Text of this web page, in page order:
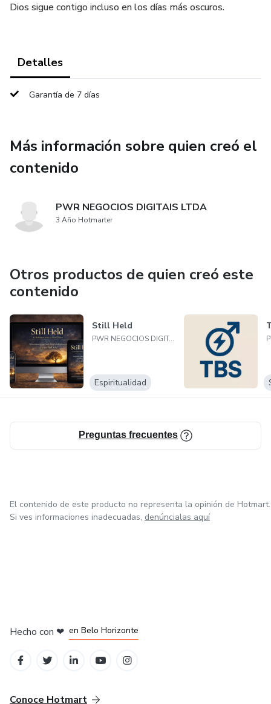
Dios sigue contigo incluso en los días más oscuros.
Detalles
Garantía de 7 días
Más información sobre quien creó el
contenido
PWR NEGOCIOS DIGITAIS LTDA
3 Año Hotmarter
Otros productos de quien creó este
contenido
Still Held
PWR NEGOCIOS DIGITAIS LTDA
Espiritualidad
Preguntas frecuentes
El contenido de este producto no representa la opinión de Hotmart.
Si ves informaciones inadecuadas, denúncialas aquí
Hecho con ❤ en Belo Horizonte
Conoce Hotmart